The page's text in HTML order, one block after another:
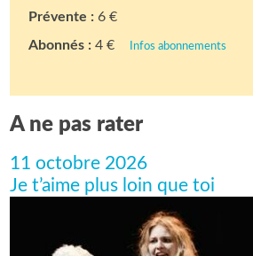
Prévente : 6 €
Abonnés : 4 € Infos abonnements
A ne pas rater
11 octobre 2026
Je t’aime plus loin que toi